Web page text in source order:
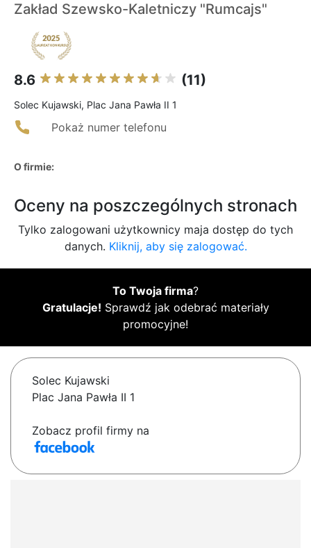
Zakład Szewsko-Kaletniczy "Rumcajs"
8.6 (11)
Solec Kujawski, Plac Jana Pawła II 1
Pokaż numer telefonu
O firmie:
Oceny na poszczególnych stronach
Tylko zalogowani użytkownicy maja dostęp do tych
danych. Kliknij, aby się zalogować.
To Twoja firma?
Gratulacje! Sprawdź jak odebrać materiały
promocyjne!
Solec Kujawski
Plac Jana Pawła II 1
Zobacz profil firmy na